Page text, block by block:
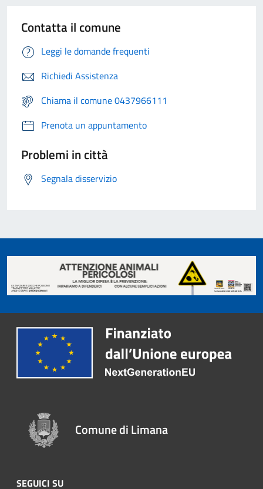
Contatta il comune
Leggi le domande frequenti
Richiedi Assistenza
Chiama il comune 0437966111
Prenota un appuntamento
Problemi in città
Segnala disservizio
Comune di Limana
SEGUICI SU